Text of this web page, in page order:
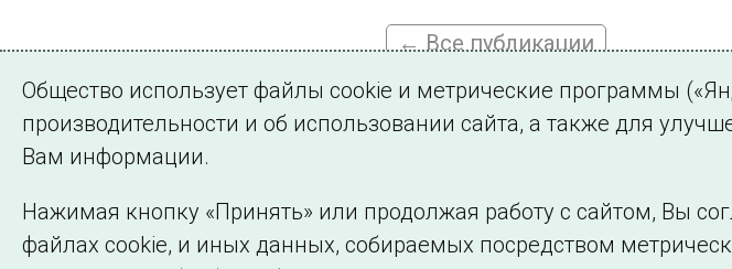
← Все публикации
Подписаться на новости
©2005–2026 АО «СО ЕЭС» Филиалы и
Общество использует файлы cookie и метрические программы
производительности и об использовании сайта, а также для
Вам информации.
Нажимая кнопку «Принять» или продолжая работу с сайтом, Вы
файлах cookie, и иных данных, собираемых посредством